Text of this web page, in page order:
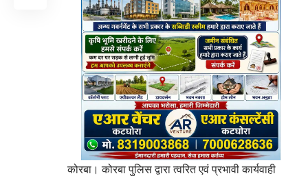
कोरबा। कोरबा पुलिस द्वारा त्वरित एवं प्रभावी कार्यवाही